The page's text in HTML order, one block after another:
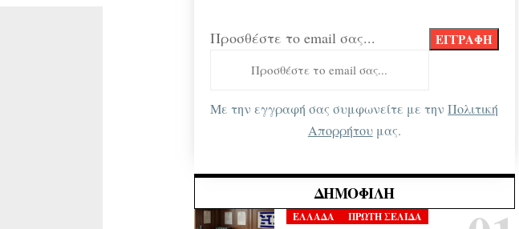
Προσθέστε το email σας...
Με την εγγραφή σας συμφωνείτε με τηνΠολιτική
Απορρήτουμας.
ΔΗΜΟΦΙΛΉ
ΕΛΛΑΔΑ ΠΡΩΤΗ ΣΕΛΙΔΑ